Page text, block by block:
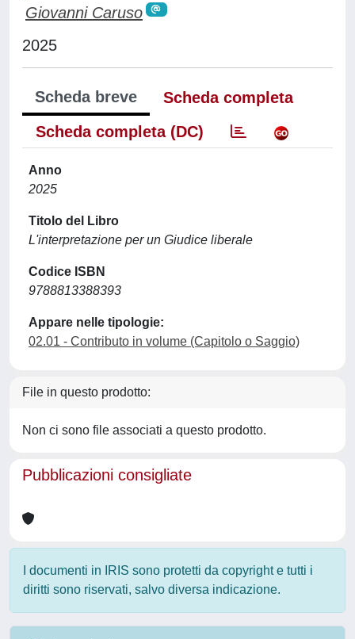
Giovanni Caruso
2025
Scheda breve
Scheda completa
Scheda completa (DC)
Anno
2025
Titolo del Libro
L'interpretazione per un Giudice liberale
Codice ISBN
9788813388393
Appare nelle tipologie:
02.01 - Contributo in volume (Capitolo o Saggio)
File in questo prodotto:
Non ci sono file associati a questo prodotto.
Pubblicazioni consigliate
I documenti in IRIS sono protetti da copyright e tutti i
diritti sono riservati, salvo diversa indicazione.